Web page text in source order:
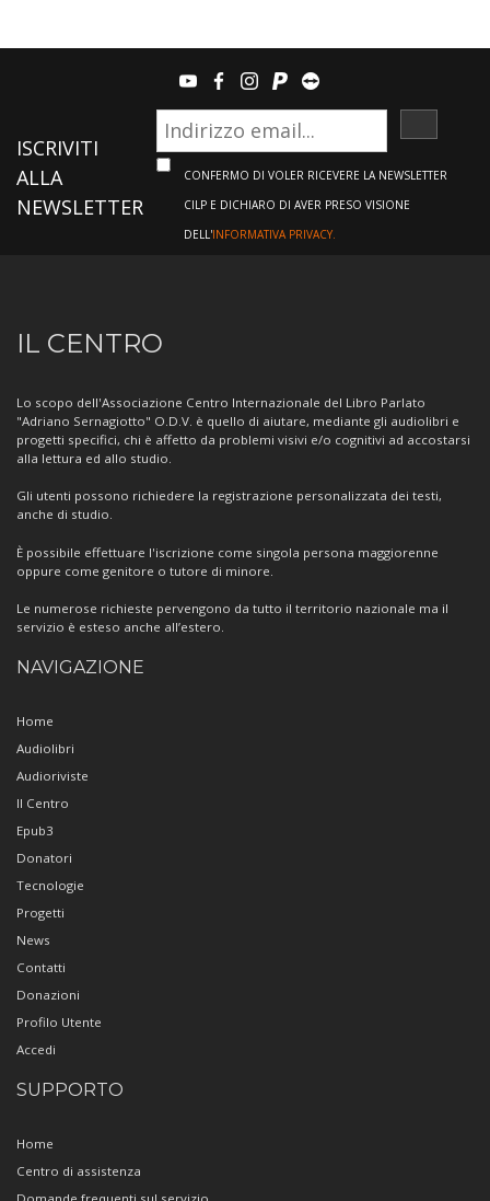
youtubefacebook
instagram
paypalteamviewer
ISCRIVITI
ALLA
NEWSLETTER
CONFERMO DI VOLER RICEVERE LA NEWSLETTER
CILP E DICHIARO DI AVER PRESO VISIONE
DELL'INFORMATIVA PRIVACY.
Informazioni
sul
Centro
IL CENTRO
Lo scopo dell'Associazione Centro Internazionale del Libro Parlato
"Adriano Sernagiotto" O.D.V. è quello di aiutare, mediante gli audiolibri e
progetti specifici, chi è affetto da problemi visivi e/o cognitivi ad accostarsi
alla lettura ed allo studio.
Gli utenti possono richiedere la registrazione personalizzata dei testi,
anche di studio.
È possibile effettuare l'iscrizione come singola persona maggiorenne
oppure come genitore o tutore di minore.
Le numerose richieste pervengono da tutto il territorio nazionale ma il
servizio è esteso anche all’estero.
NAVIGAZIONE
Home
Audiolibri
Audioriviste
Il Centro
Epub3
Donatori
Tecnologie
Progetti
News
Contatti
Donazioni
Profilo Utente
Accedi
SUPPORTO
Home
Centro di assistenza